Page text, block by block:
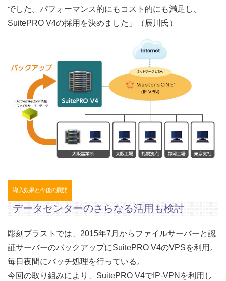
でした。パフォーマンス的にもコスト的にも満足し、
SuitePRO V4の採用を決めました」（辰川氏）
導入効果と今後の展開
データセンターのさらなる活用も検討
彫刻プラストでは、2015年7月からファイルサーバーと認
証サーバーのバックアップにSuitePRO V4のVPSを利用。
毎日夜間にバッチ処理を行っている。
今回の取り組みにより、SuitePRO V4でIP-VPNを利用し